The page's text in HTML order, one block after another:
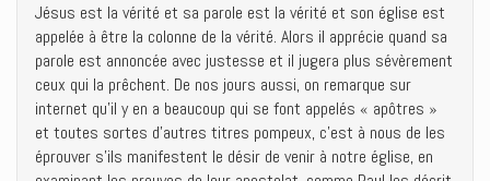
Jésus est la vérité et sa parole est la vérité et son église est
appelée à être la colonne de la vérité. Alors il apprécie quand sa
parole est annoncée avec justesse et il jugera plus sévèrement
ceux qui la prêchent. De nos jours aussi, on remarque sur
internet qu’il y en a beaucoup qui se font appelés « apôtres »
et toutes sortes d’autres titres pompeux, c’est à nous de les
éprouver s’ils manifestent le désir de venir à notre église, en